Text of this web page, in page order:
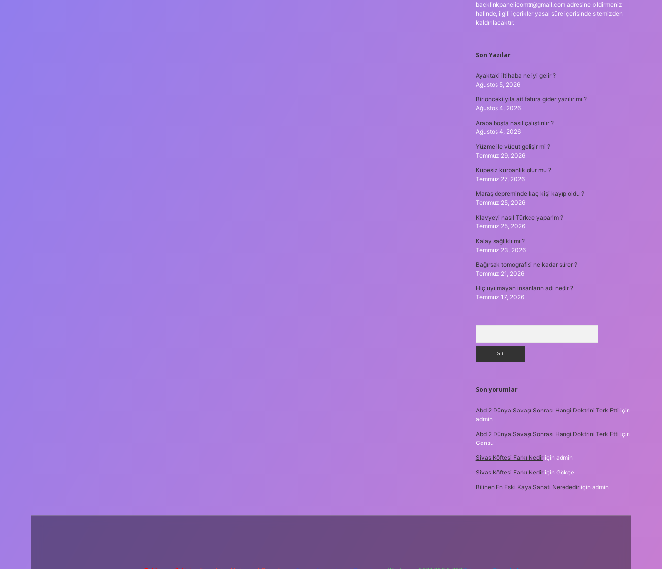
backlinkpanelicomtr@gmail.comadresine bildirmeniz
halinde, ilgili içerikler yasal süre içerisinde sitemizden
kaldırılacaktır.
Son Yazılar
Ayaktaki iltihaba ne iyi gelir ?
Ağustos 5, 2026
Bir önceki yıla ait fatura gider yazılır mı ?
Ağustos 4, 2026
Araba boşta nasıl çalıştırılır ?
Ağustos 4, 2026
Yüzme ile vücut gelişir mi ?
Temmuz 29, 2026
Küpesiz kurbanlık olur mu ?
Temmuz 27, 2026
Maraş depreminde kaç kişi kayıp oldu ?
Temmuz 25, 2026
Klavyeyi nasıl Türkçe yaparim ?
Temmuz 25, 2026
Kalay sağlıklı mı ?
Temmuz 23, 2026
Bağırsak tomografisi ne kadar sürer ?
Temmuz 21, 2026
Hiç uyumayan insanların adı nedir ?
Temmuz 17, 2026
Son yorumlar
Abd 2 Dünya Savaşı Sonrası Hangi Doktrini Terk Etti için
admin
Abd 2 Dünya Savaşı Sonrası Hangi Doktrini Terk Etti için
Cansu
Sivas Köftesi Farkı Nediriçin admin
Sivas Köftesi Farkı Nediriçin Gökçe
Bilinen En Eski Kaya Sanatı Neredediriçin admin